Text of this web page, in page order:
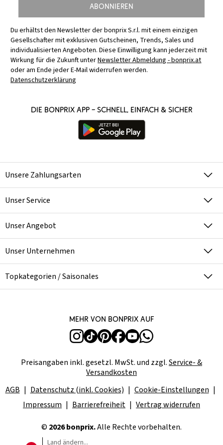
Abonnieren
Du erhältst den Newsletter der bonprix S.r.l. mit einem einzigen
Gesellschafter mit exklusiven Gutscheinen, Trends, Sales und
individualisierten Angeboten. Diese Einwilligung kann jederzeit mit
Wirkung für die Zukunft unterNewsletter Abmeldung - bonprix.at
oder am Ende jeder E-Mail widerrufen werden.
Datenschutzerklärung
Die bonprix App – schnell, einfach & sicher
Unsere Zahlungsarten
Unser Service
Unser Angebot
Unser Unternehmen
Topkategorien / Saisonales
Mehr von bonprix auf
Preisangaben inkl. gesetzl. MwSt. und zzgl.Service- &
Versandkosten
AGB
Datenschutz (inkl. Cookies)
Cookie-Einstellungen
Impressum
Barrierefreiheit Vertrag widerrufen
© 2026 bonprix.Alle Rechte vorbehalten.
Land ändern...